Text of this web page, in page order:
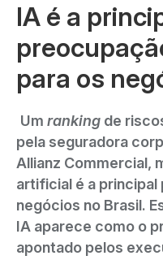
IA é a
para os
Um ranking de
pela seguradora
Allianz Commercial,
artificial é a
negócios no Brasil.
IA aparece como o
apontado pelos